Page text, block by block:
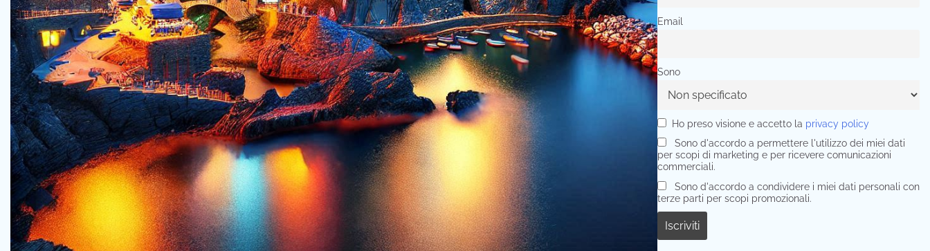
Email
Sono
Ho preso visione e accetto la privacy policy
Sono d'accordo a permettere l'utilizzo dei miei dati
per scopi di marketing e per ricevere comunicazioni
commerciali.
Sono d'accordo a condividere i miei dati personali con
terze parti per scopi promozionali.